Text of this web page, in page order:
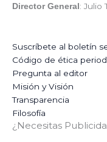
Director General: Julio
Suscríbete al boletín
Código de ética
Pregunta al editor
Misión y Visión
Transparencia
Filosofía
¿Necesitas